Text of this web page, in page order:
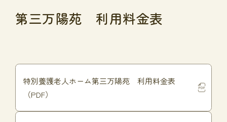
第三万陽苑 利用料金表
特別養護老人ホーム第三万陽苑 利用料金表
（PDF）